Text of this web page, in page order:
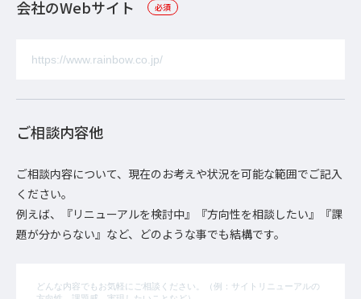
会社のWebサイト 必須
ご相談内容他
ご相談内容について、現在のお考えや状況を可能な範囲でご記入
ください。
例えば、『リニューアルを検討中』『方向性を相談したい』『課
題が分からない』など、どのような事でも結構です。